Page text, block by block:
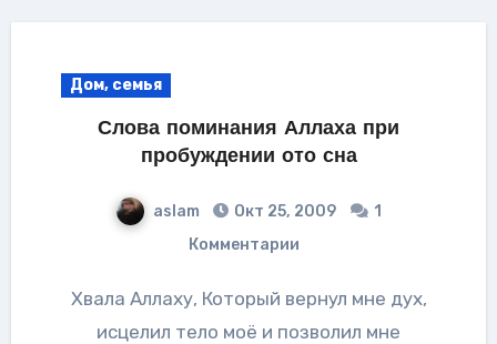
Дом, семья
Слова поминания Аллаха при
пробуждении ото сна
aslam Окт 25, 2009
1
Комментарии
Хвала Аллаху, Который вернул мне дух,
исцелил тело моё и позволил мне